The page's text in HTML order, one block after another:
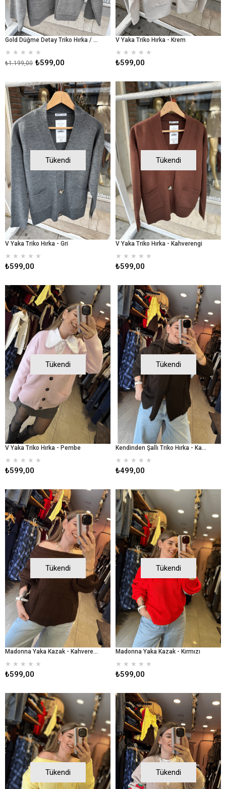
Gold Düğme Detay Triko Hırka / vizon
★ ★ ★ ★ ★
₺599,00
₺1.199,00
V Yaka Triko Hırka - Krem
★ ★ ★ ★ ★
₺599,00
Tükendi
V Yaka Triko Hırka - Gri
★ ★ ★ ★ ★
₺599,00
Tükendi
V Yaka Triko Hırka - Kahverengi
★ ★ ★ ★ ★
₺599,00
Tükendi
V Yaka Triko Hırka - Pembe
★ ★ ★ ★ ★
₺599,00
Tükendi
Kendinden Şallı Triko Hırka - Kahverengi
★ ★ ★ ★ ★
₺499,00
Tükendi
Madonna Yaka Kazak - Kahverengi
★ ★ ★ ★ ★
₺599,00
Tükendi
Madonna Yaka Kazak - Kırmızı
★ ★ ★ ★ ★
₺599,00
Tükendi Tükendi